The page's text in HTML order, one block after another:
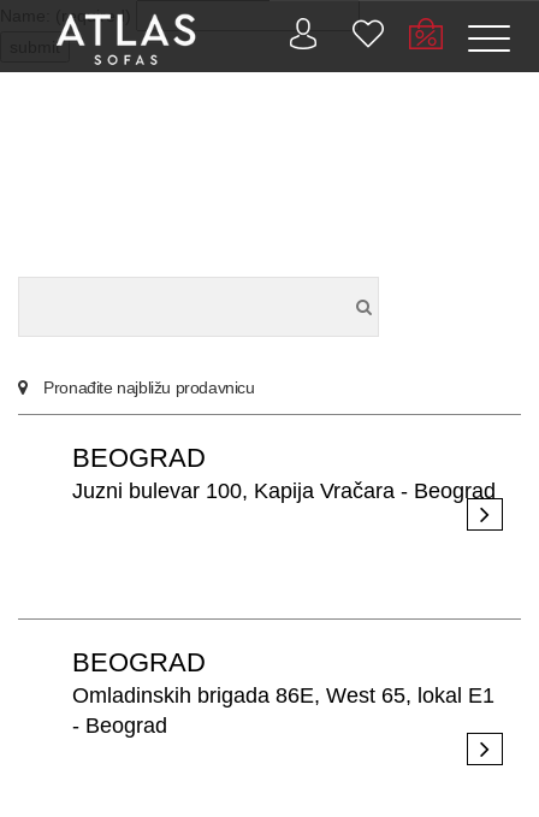
Name: (required)
submit
KONTAKT
BUSINESS
PRETRAŽITE
ZAKAŽITE
SASTANAK
SA NAŠIM
ARHITEKTOM
Pronađite najbližu prodavnicu
BEOGRAD
Juzni bulevar 100, Kapija Vračara - Beograd
BEOGRAD
Omladinskih brigada 86E, West 65, lokal E1
- Beograd